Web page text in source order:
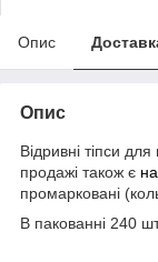
Опис
Опис
Відривні тіпси
продажі також є
промарковані
В пакованні 240